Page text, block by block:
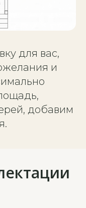
для вас,
и
добавим